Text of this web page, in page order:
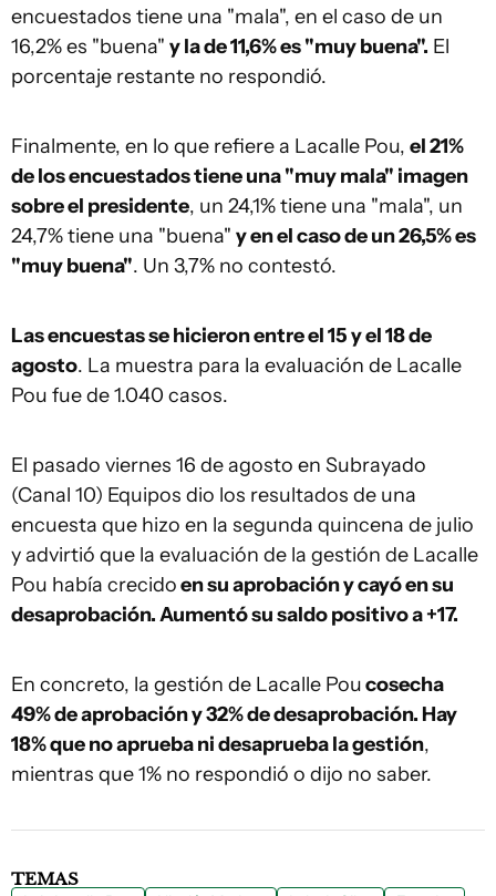
encuestados tiene una "mala", en el caso de un
16,2% es "buena" y la de 11,6% es "muy buena". El
porcentaje restante no respondió.
Finalmente, en lo que refiere a Lacalle Pou, el 21%
de los encuestados tiene una "muy mala" imagen
sobre el presidente, un 24,1% tiene una "mala", un
24,7% tiene una "buena" y en el caso de un 26,5% es
"muy buena". Un 3,7% no contestó.
Las encuestas se hicieron entre el 15 y el 18 de
agosto. La muestra para la evaluación de Lacalle
Pou fue de 1.040 casos.
El pasado viernes 16 de agosto en Subrayado
(Canal 10) Equipos dio los resultados de una
encuesta que hizo en la segunda quincena de julio
y advirtió que la evaluación de la gestión de Lacalle
Pou había crecidoen su aprobación y cayó en su
desaprobación. Aumentó su saldo positivo a +17.
En concreto, la gestión de Lacalle Poucosecha
49% de aprobación y 32% de desaprobación. Hay
18% que no aprueba ni desaprueba la gestión,
mientras que 1% no respondió o dijo no saber.
TEMAS